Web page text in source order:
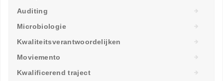
Auditing
Microbiologie
Kwaliteitsverantwoordelijken
Moviemento
Kwalificerend traject